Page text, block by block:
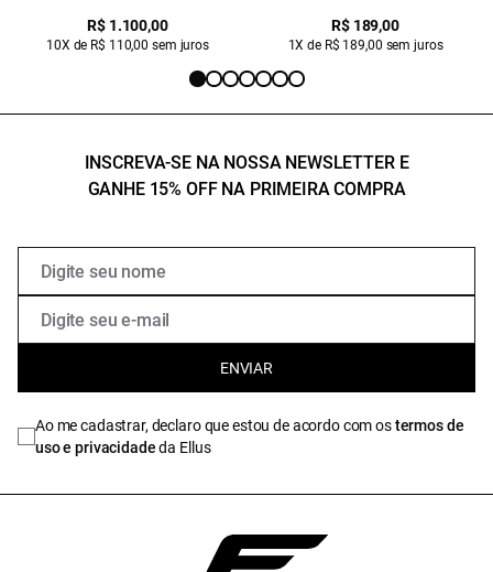
R$ 1.100,00
10X de R$ 110,00 sem juros
R$ 189,00
1X de R$ 189,00 sem juros
INSCREVA-SE NA NOSSA NEWSLETTER E
GANHE 15% OFF NA PRIMEIRA COMPRA
ENVIAR
Ao me cadastrar, declaro que estou de acordo com ostermos de
uso e privacidadeda Ellus